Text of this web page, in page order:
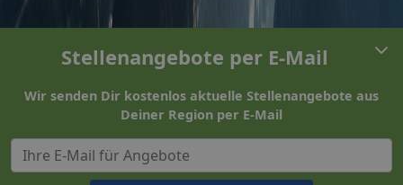
Stellenangebote per E-Mail
Wir senden Dir kostenlos aktuelle Stellenangebote aus
Deiner Region per E-Mail